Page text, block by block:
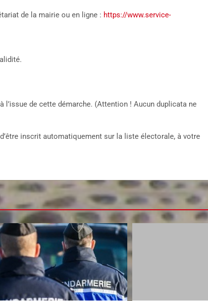
de la mairie ou en ligne : https://www.service-
de cette démarche. (Attention ! Aucun duplicata ne
inscrit automatiquement sur la liste électorale, à votre